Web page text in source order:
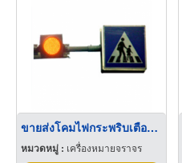
ขายส่งโคมไฟกระพริบเตือนทางข้าม
หมวดหมู่ : เครื่องหมายจราจร